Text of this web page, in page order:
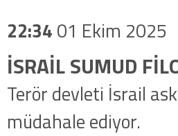
22:34 01 Ekim 2025
İSRAİL SUMUD
Terör devleti İsrail
müdahale ediyor.